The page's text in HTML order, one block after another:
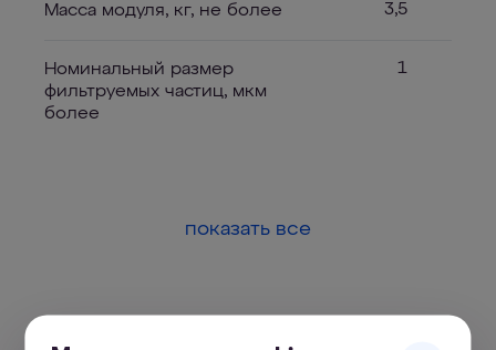
Масса модуля, кг, не более 3,5
Номинальный размер
фильтруемых частиц, мкм
более
1
показать все